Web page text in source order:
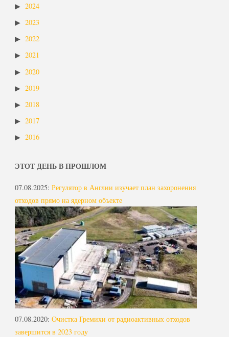
2024
2023
2022
2021
2020
2019
2018
2017
2016
ЭТОТ ДЕНЬ В ПРОШЛОМ
07.08.2025: Регулятор в Англии изучает план захоронения
отходов прямо на ядерном объекте
07.08.2020: Очистка Гремихи от радиоактивных отходов
завершится в 2023 году